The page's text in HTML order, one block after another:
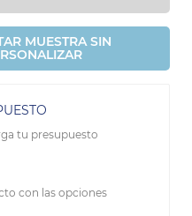
MUESTRA SIN
tu presupuesto
con las opciones